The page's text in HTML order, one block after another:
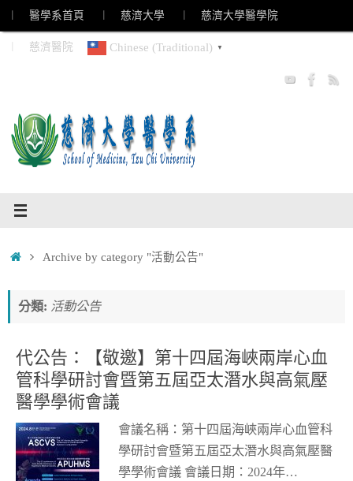
Skip
to
content
︱ 醫學系首頁 ︱ 慈濟大學 ︱ 慈濟大學醫學院
︱ 慈濟醫院 Chinese (Traditional) ▼
HomeArchive by category "活動公告"
分類: 活動公告
代公告：【敬邀】第十四屆海峽兩岸心血
管科學研討會暨第五屆亞太潛水與高氣壓
醫學學術會議
會議名稱：第十四屆海峽兩岸心血管科
學研討會暨第五屆亞太潛水與高氣壓醫
學學術會議 會議日期：2024年…